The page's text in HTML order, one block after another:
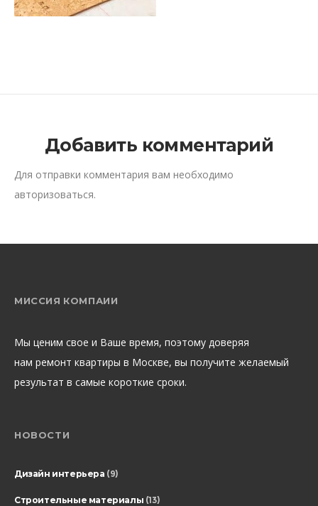
Добавить комментарий
Для отправки комментария вам необходимо
авторизоваться.
МИССИЯ КОМПАИИ
Мы ценим свое и Ваше время, поэтому доверяя
нам ремонт квартиры в Москве, вы получите желаемый
результат в самые короткие сроки.
НОВОСТИ
Дизайн интерьера (9)
Строительные материалы (13)